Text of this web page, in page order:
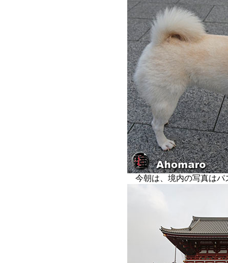
今朝は、境内の写真はパ